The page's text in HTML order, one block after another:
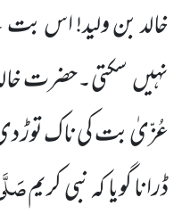
خالد بن ولید! اس بت
نہیںسکتی۔حضرت
عُزّیٰ بت کی ناک توڑ
ڈرانا گویا کہ نبی کریم